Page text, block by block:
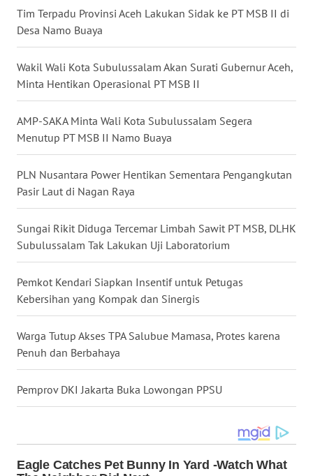
Tim Terpadu Provinsi Aceh Lakukan Sidak ke PT MSB II di
Desa Namo Buaya
Wakil Wali Kota Subulussalam Akan Surati Gubernur Aceh,
Minta Hentikan Operasional PT MSB II
AMP-SAKA Minta Wali Kota Subulussalam Segera
Menutup PT MSB II Namo Buaya
PLN Nusantara Power Hentikan Sementara Pengangkutan
Pasir Laut di Nagan Raya
Sungai Rikit Diduga Tercemar Limbah Sawit PT MSB, DLHK
Subulussalam Tak Lakukan Uji Laboratorium
Pemkot Kendari Siapkan Insentif untuk Petugas
Kebersihan yang Kompak dan Sinergis
Warga Tutup Akses TPA Salubue Mamasa, Protes karena
Penuh dan Berbahaya
Pemprov DKI Jakarta Buka Lowongan PPSU
KALBAR
KALTENG
KALTARA
WN
KALSEL
WN
KALTIM
WN
SULSEL
WN
WN